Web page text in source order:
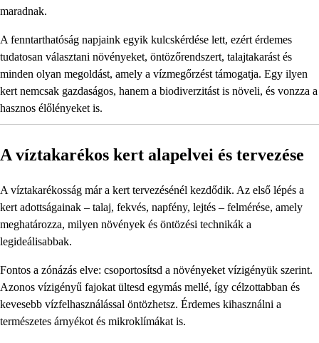
maradnak.
A fenntarthatóság napjaink egyik kulcskérdése lett, ezért érdemes
tudatosan választani növényeket, öntözőrendszert, talajtakarást és
minden olyan megoldást, amely a vízmegőrzést támogatja. Egy ilyen
kert nemcsak gazdaságos, hanem a biodiverzitást is növeli, és vonzza a
hasznos élőlényeket is.
A víztakarékos kert alapelvei és tervezése
A víztakarékosság már a kert tervezésénél kezdődik. Az első lépés a
kert adottságainak – talaj, fekvés, napfény, lejtés – felmérése, amely
meghatározza, milyen növények és öntözési technikák a
legideálisabbak.
Fontos a zónázás elve: csoportosítsd a növényeket vízigényük szerint.
Azonos vízigényű fajokat ültesd egymás mellé, így célzottabban és
kevesebb vízfelhasználással öntözhetsz. Érdemes kihasználni a
természetes árnyékot és mikroklímákat is.